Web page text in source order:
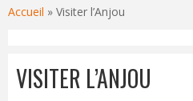
Accueil » Visiter l’Anjou
VISITER L’ANJOU